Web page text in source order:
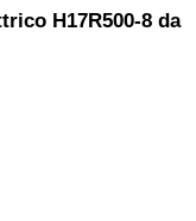
H17R500-8 da